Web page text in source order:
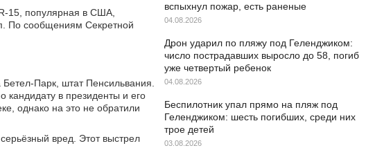
15, популярная в США,
По сообщениям Секретной
Парк, штат Пенсильвания.
кандидату в президенты и его
однако на это не обратили
вред. Этот выстрел
вспыхнул пожар, есть раненые
04.08.2026
Дрон ударил по пляжу под Геленджиком:
число пострадавших выросло до 58, погиб
уже четвертый ребенок
04.08.2026
Беспилотник упал прямо на пляж под
Геленджиком: шесть погибших, среди них
трое детей
03.08.2026